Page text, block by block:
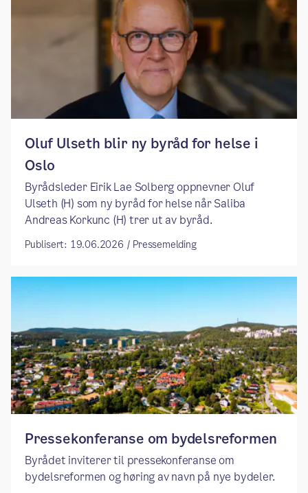
​​Oluf Ulseth blir ny byråd for helse i
Oslo ​
​​Byrådsleder Eirik Lae Solberg oppnevner Oluf
Ulseth (H) som ny byråd for helse når Saliba
Andreas Korkunc (H) trer ut av byråd. ​
Publisert: 19.06.2026 / Pressemelding
Pressekonferanse om bydelsreformen
Byrådet inviterer til pressekonferanse om
bydelsreformen og høring av navn på nye bydeler.